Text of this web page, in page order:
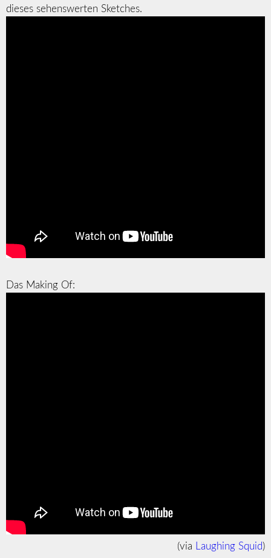
dieses sehenswerten Sketches.
Das Making Of:
(via Laughing Squid)